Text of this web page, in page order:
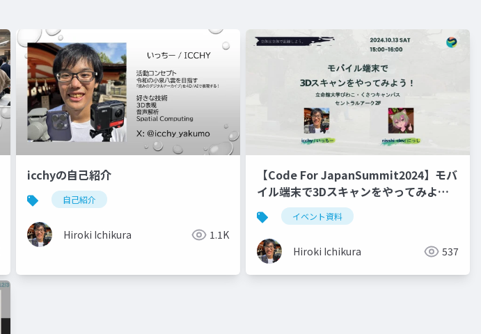
icchyの自己紹介
自己紹介
Hiroki Ichikura 1.1K
【Code For JapanSummit2024】モバ
イル端末で3Dスキャンをやってみよ
う！
イベント資料
Hiroki Ichikura 537